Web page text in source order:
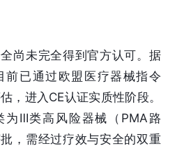
尚未完全得到官方认可。据
前已通过欧盟医疗器械指令
，进入CE认证实质性阶段。
为Ⅲ类高风险器械（PMA路
，需经过疗效与安全的双重